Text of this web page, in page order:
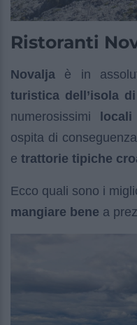
Ristoranti
Novalja è in
turistica dell’isola
numerosissimi
ospita di
e trattorie tipiche
Ecco quali sono i
mangiare bene a